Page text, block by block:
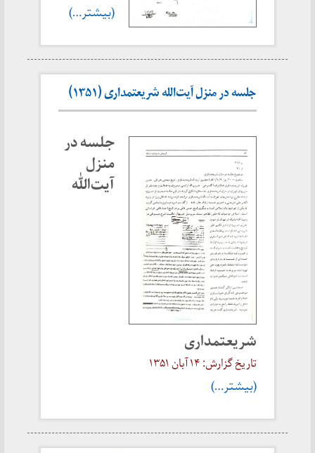
(بیشتر…)
جلسه در منزل آیت‌الله شریعتمداری (۱۳۵۱)
جلسه در
منزل
آیت‌الله
شریعتمداری
تاریخ گزارش: ۱۴ آبان ۱۳۵۱
(بیشتر…)